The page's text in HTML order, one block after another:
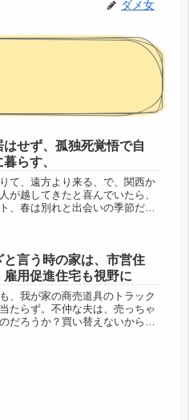
ダメ女
はせず、孤独死覚悟で自
らす、
て、遠方より来る、で、関西か
が越してきたと喜んでいたら、
、春は別れと出会いの季節だ
期間で、決めて戻ったので、よ
...
と言う時の家は、市営住
雇用促進住宅も視野に
、我が家の商売道具のトラック
たらず。不仲な夫は、売っちゃ
だろうか？買い替えないから、